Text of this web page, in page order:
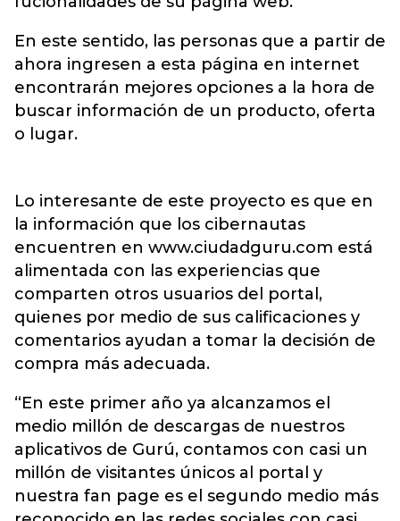
En este sentido, las personas que a partir de
ahora ingresen a esta página en internet
encontrarán mejores opciones a la hora de
buscar información de un producto, oferta
o lugar.
Lo interesante de este proyecto es que en
la información que los cibernautas
encuentren en www.ciudadguru.com está
alimentada con las experiencias que
comparten otros usuarios del portal,
quienes por medio de sus calificaciones y
comentarios ayudan a tomar la decisión de
compra más adecuada.
“En este primer año ya alcanzamos el
medio millón de descargas de nuestros
aplicativos de Gurú, contamos con casi un
millón de visitantes únicos al portal y
nuestra fan page es el segundo medio más